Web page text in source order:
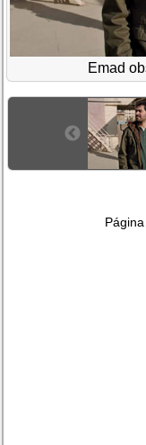
Emad
Página